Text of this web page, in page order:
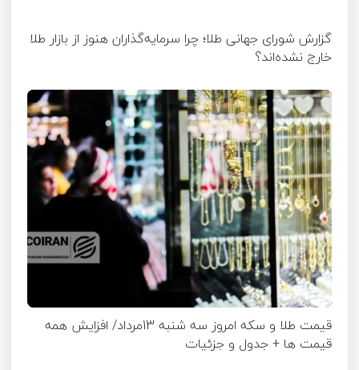
گزارش شورای جهانی طلا؛ چرا سرمایه‌گذاران هنوز از بازار طلا
خارج نشده‌اند؟
قیمت طلا و سکه امروز سه شنبه 13مرداد/ افزایش همه
قیمت ها + جدول و جزئیات